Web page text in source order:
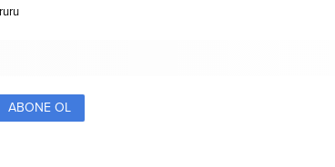
ABONE OL